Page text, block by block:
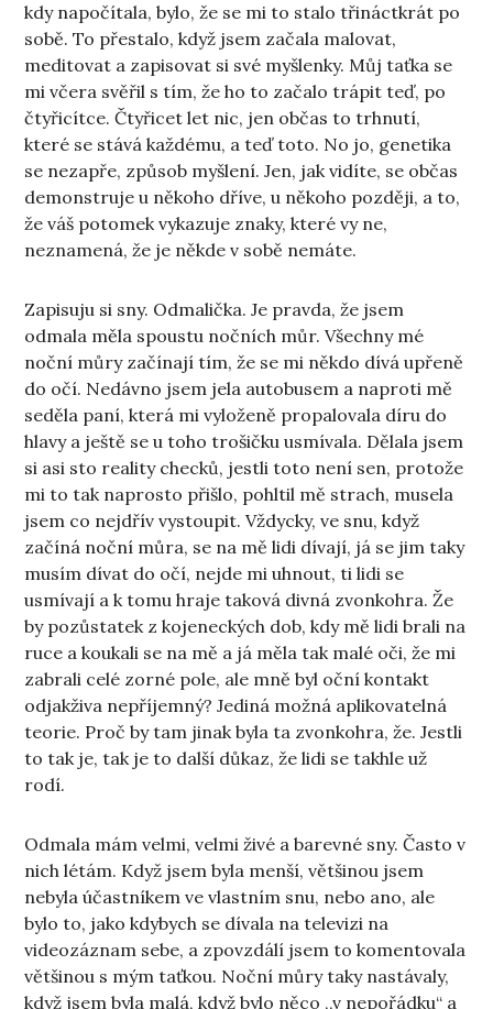
kdy napočítala, bylo, že se mi to stalo třináctkrát po
sobě. To přestalo, když jsem začala malovat,
meditovat a zapisovat si své myšlenky. Můj taťka se
mi včera svěřil s tím, že ho to začalo trápit teď, po
čtyřicítce. Čtyřicet let nic, jen občas to trhnutí,
které se stává každému, a teď toto. No jo, genetika
se nezapře, způsob myšlení. Jen, jak vidíte, se občas
demonstruje u někoho dříve, u někoho později, a to,
že váš potomek vykazuje znaky, které vy ne,
neznamená, že je někde v sobě nemáte.
Zapisuju si sny. Odmalička. Je pravda, že jsem
odmala měla spoustu nočních můr. Všechny mé
noční můry začínají tím, že se mi někdo dívá upřeně
do očí. Nedávno jsem jela autobusem a naproti mě
seděla paní, která mi vyloženě propalovala díru do
hlavy a ještě se u toho trošičku usmívala. Dělala jsem
si asi sto reality checků, jestli toto není sen, protože
mi to tak naprosto přišlo, pohltil mě strach, musela
jsem co nejdřív vystoupit. Vždycky, ve snu, když
začíná noční můra, se na mě lidi dívají, já se jim taky
musím dívat do očí, nejde mi uhnout, ti lidi se
usmívají a k tomu hraje taková divná zvonkohra. Že
by pozůstatek z kojeneckých dob, kdy mě lidi brali na
ruce a koukali se na mě a já měla tak malé oči, že mi
zabrali celé zorné pole, ale mně byl oční kontakt
odjakživa nepříjemný? Jediná možná aplikovatelná
teorie. Proč by tam jinak byla ta zvonkohra, že. Jestli
to tak je, tak je to další důkaz, že lidi se takhle už
rodí.
Odmala mám velmi, velmi živé a barevné sny. Často v
nich létám. Když jsem byla menší, většinou jsem
nebyla účastníkem ve vlastním snu, nebo ano, ale
bylo to, jako kdybych se dívala na televizi na
videozáznam sebe, a zpovzdálí jsem to komentovala
většinou s mým taťkou. Noční můry taky nastávaly,
když jsem byla malá, když bylo něco ,,v nepořádku“ a